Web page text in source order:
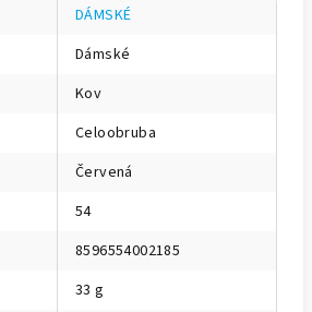
DÁMSKÉ
Dámské
Kov
Celoobruba
Červená
54
8596554002185
33 g